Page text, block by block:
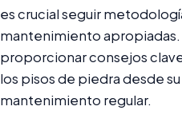
es crucial seguir
mantenimiento
proporcionar consejos
los pisos de piedra desde
mantenimiento regular.